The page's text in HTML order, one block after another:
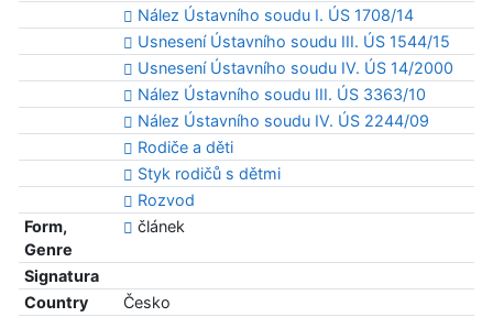
Nález Ústavního soudu I. ÚS 1708/14
Usnesení Ústavního soudu III. ÚS 1544/15
Usnesení Ústavního soudu IV. ÚS 14/2000
Nález Ústavního soudu III. ÚS 3363/10
Nález Ústavního soudu IV. ÚS 2244/09
Rodiče a děti
Styk rodičů s dětmi
Rozvod
Form,
Genre
článek
Signatura
Country
Česko